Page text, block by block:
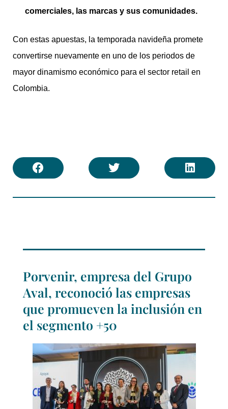
comerciales, las marcas y sus comunidades.
Con estas apuestas, la temporada navideña promete
convertirse nuevamente en uno de los periodos de
mayor dinamismo económico para el sector retail en
Colombia.
Porvenir, empresa del Grupo
Aval, reconoció las empresas
que promueven la inclusión en
el segmento +50